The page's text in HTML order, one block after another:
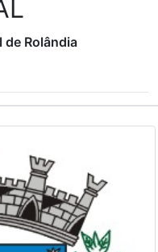
Rolândia